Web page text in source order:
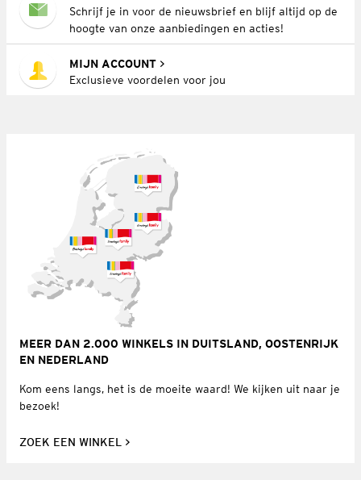
Schrijf je in voor de nieuwsbrief en blijf altijd op de
hoogte van onze aanbiedingen en acties!
MIJN ACCOUNT
Exclusieve voordelen voor jou
MEER DAN 2.000 WINKELS IN DUITSLAND, OOSTENRIJK
EN NEDERLAND
Kom eens langs, het is de moeite waard! We kijken uit naar je
bezoek!
ZOEK EEN WINKEL